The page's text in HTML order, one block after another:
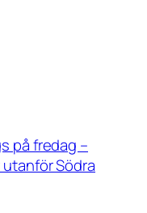
på fredag –
Södra